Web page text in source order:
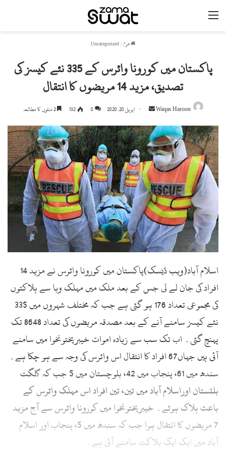
مینو
ھوم/
Uncategorized
پاکستان میں کورونا وائرس کے 335 نئے کیسز کی
تصدیق، مزید 14 مریضوں کا انتقال
Waqas Haroon
Send
email
اپریل 20, 2020 0
132 2 منٹوں کا مطالعہ
اسلام آباد(ویب ڈیسک)پاکستان میں کورونا وائرس نے مزید 14
افراد کی جان لے لی جس کے بعد ملک میں مہلک وبا سے ہلاکتوں
کی مجموعی تعداد 176 ہو گئی ہے جب کہ مختلف شہروں میں 335
نئے کیسز سامنے آنے کے بعد مصدقہ مریضوں کی تعداد 8648 تک
پہنچ گئی۔ اب تک سب سے زیادہ اموات خیبرپختونخوا میں سامنے
آئی ہیں جہاں67 افراد کا انتقال اس وائرس کی وجہ سے ہو چکا ہے۔
سندھ میں 61، پنجاب میں 42، بلوچستان میں 5 جب کہ گلگت
بلتستان اوراسلام آباد میں تین، تین افراد اس مہلک وائرس کے
باعث ہلاک ہوئے۔ خیبرپختونخوا میں کورونا وائرس سے آج مزید
7 مریضوں کا انتقال ہوا جب کہ سندھ میں 5، پنجاب اور اسلام
آباد میں ایک ایک ہلاکت سامنے آئی ہے۔